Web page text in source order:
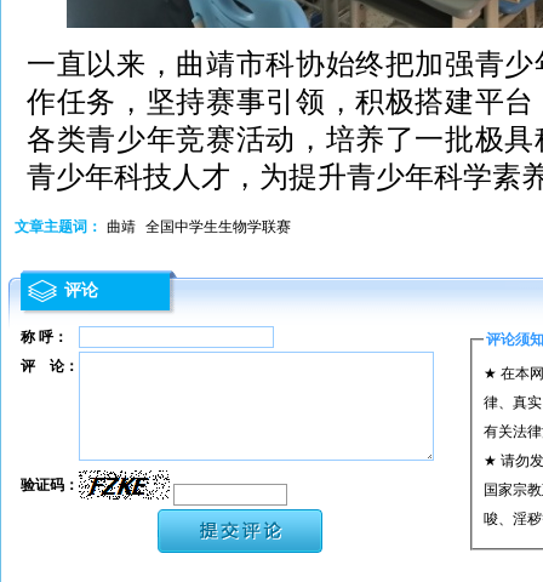
一直以来，曲靖市科协始终把加强青
作任务，坚持赛事引领，积极搭建平
各类青少年竞赛活动，培养了一批极
青少年科技人才，为提升青少年科学素
文章主题词： 曲靖 全国中学生生物学联赛
评论
称 呼： 评论须知
★ 在本
律、真
有关法
★ 请勿
国家宗
唆、淫
★ 承担
评 论：
验证码：